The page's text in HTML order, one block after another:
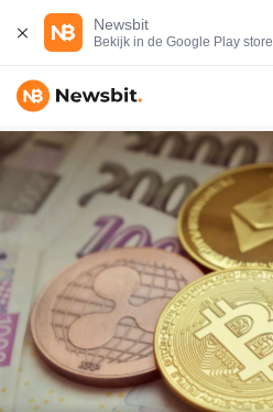
Newsbit
Bekijk in de Google Play store